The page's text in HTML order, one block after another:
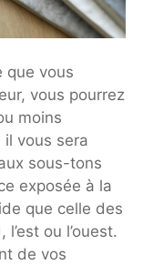
que vous
vous pourrez
moins
il vous sera
sous-tons
exposée à la
que celle des
ou l’ouest.
de vos